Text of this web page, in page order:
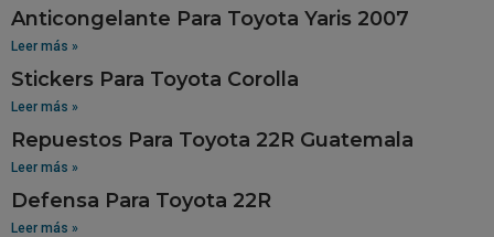
Anticongelante Para Toyota Yaris 2007
Leer más »
Stickers Para Toyota Corolla
Leer más »
Repuestos Para Toyota 22R Guatemala
Leer más »
Defensa Para Toyota 22R
Leer más »